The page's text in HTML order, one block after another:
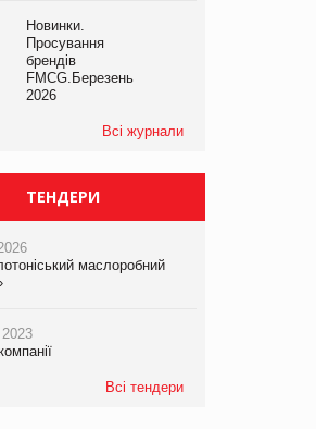
Новинки.
Просування
брендів
FMCG.Березень
2026
Всі журнали
ТЕНДЕРИ
маслоробний
Всі тендери